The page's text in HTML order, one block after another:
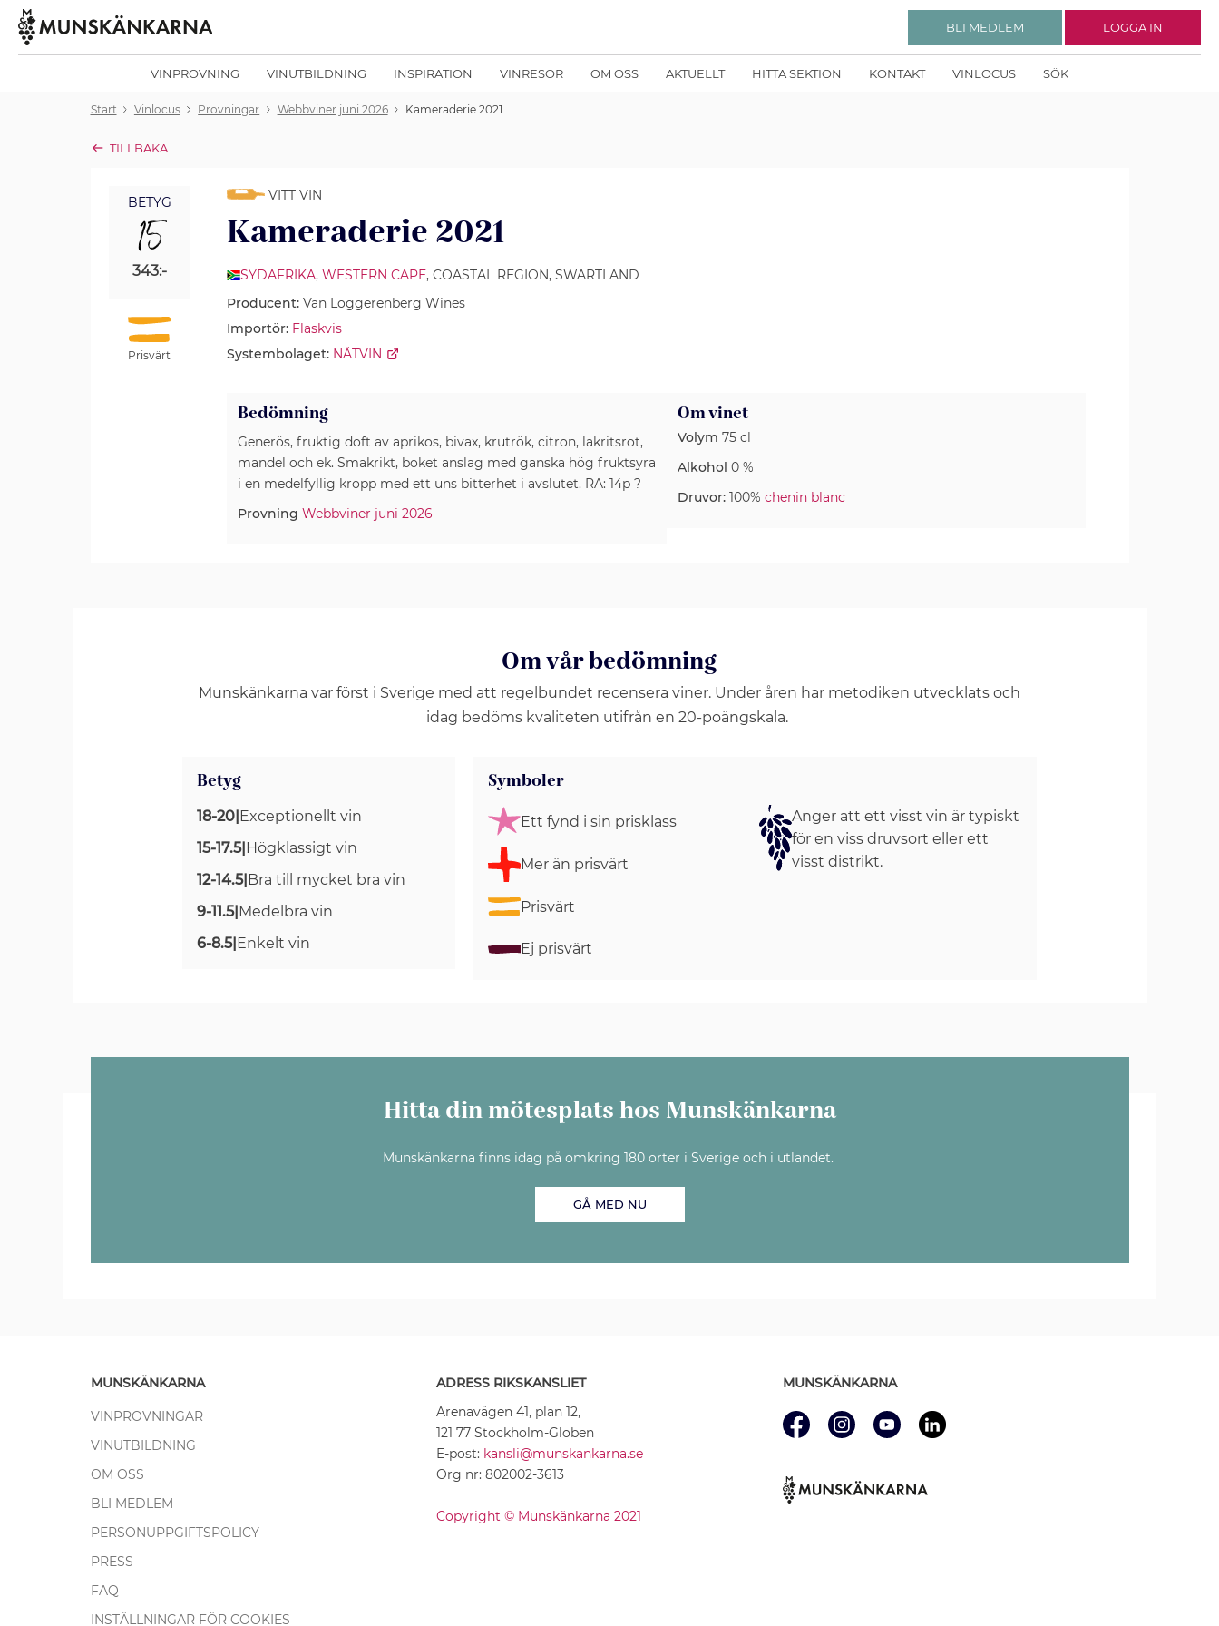
VINPROVNING VINUTBILDNING INSPIRATION VINRESOR OM OSS AKTUELLT HITTA SEKTION KONTAKT VINLOCUS SÖK
BLI MEDLEM LOGGA IN
Start Vinlocus Provningar Webbviner juni 2026 Kameraderie 2021
TILLBAKA
BETYG
15
343:-
Prisvärt
VITT VIN
Kameraderie 2021
SYDAFRIKA,WESTERN CAPE, COASTAL REGION, SWARTLAND
Producent:Van Loggerenberg Wines
Importör: Flaskvis
Systembolaget: NÄTVIN
Bedömning
Generös, fruktig doft av aprikos, bivax, krutrök, citron, lakritsrot,
mandel och ek. Smakrikt, boket anslag med ganska hög fruktsyra
i en medelfyllig kropp med ett uns bitterhet i avslutet. RA: 14p ?
Provning Webbviner juni 2026
Om vinet
Volym 75 cl
Alkohol 0 %
Druvor: 100% chenin blanc
Om vår bedömning
Munskänkarna var först i Sverige med att regelbundet recensera viner. Under åren har metodiken utvecklats och
idag bedöms kvaliteten utifrån en 20-poängskala.
Betyg
18-20|Exceptionellt vin
15-17.5|Högklassigt vin
12-14.5|Bra till mycket bra vin
9-11.5|Medelbra vin
6-8.5|Enkelt vin
Symboler
Ett fynd i sin prisklass
Mer än prisvärt
Prisvärt
Ej prisvärt
Anger att ett visst vin är typiskt
för en viss druvsort eller ett
visst distrikt.
Hitta din mötesplats hos Munskänkarna
Munskänkarna finns idag på omkring 180 orter i Sverige och i utlandet.
GÅ MED NU
MUNSKÄNKARNA
VINPROVNINGAR
VINUTBILDNING
OM OSS
BLI MEDLEM
PERSONUPPGIFTSPOLICY
PRESS
FAQ
INSTÄLLNINGAR FÖR COOKIES
ADRESS RIKSKANSLIET
Arenavägen 41, plan 12,
121 77 Stockholm-Globen
E-post: kansli@munskankarna.se
Org nr: 802002-3613
Copyright © Munskänkarna 2021
MUNSKÄNKARNA